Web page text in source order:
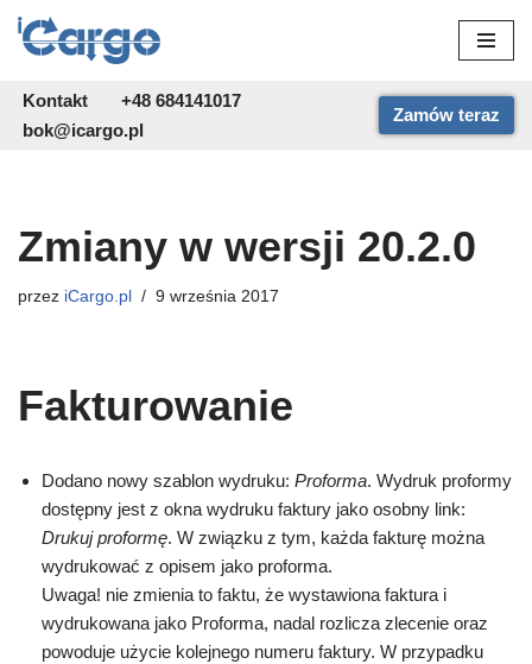
do
treści
Kontakt
+48 684141017
bok@icargo.pl
Zamów teraz
Zmiany w wersji 20.2.0
przez iCargo.pl 9 września 2017
Fakturowanie
Dodano nowy szablon wydruku: Proforma. Wydruk proformy
dostępny jest z okna wydruku faktury jako osobny link:
Drukuj proformę. W związku z tym, każda fakturę można
wydrukować z opisem jako proforma.
Uwaga! nie zmienia to faktu, że wystawiona faktura i
wydrukowana jako Proforma, nadal rozlicza zlecenie oraz
powoduje użycie kolejnego numeru faktury. W przypadku